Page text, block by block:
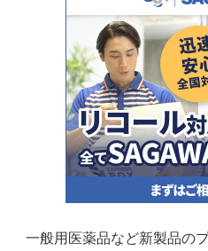
一般用医薬品など新製品の